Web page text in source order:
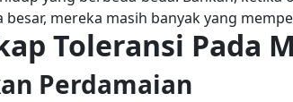
mereka masih banyak yang
Toleransi Pada
Perdamaian